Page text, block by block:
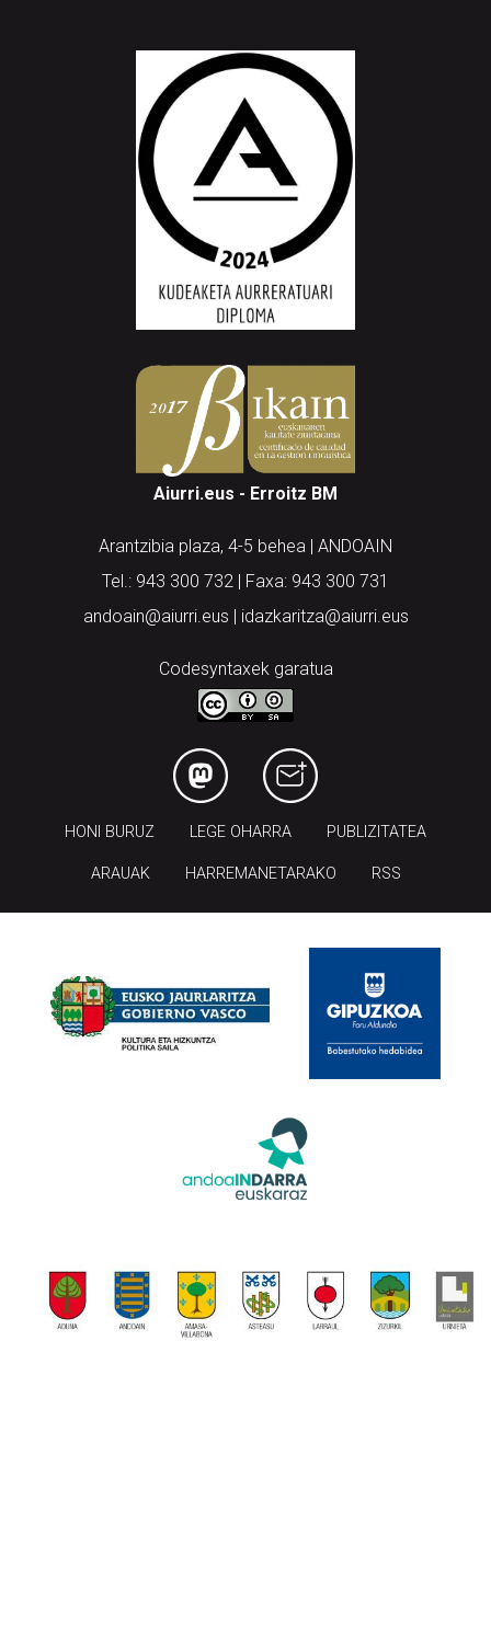
Aiurri.eus - Erroitz BM
Arantzibia plaza, 4-5 behea | ANDOAIN
Tel.: 943 300 732 | Faxa: 943 300 731
andoain@aiurri.eus | idazkaritza@aiurri.eus
Codesyntaxek garatua
HONI BURUZ LEGE OHARRA PUBLIZITATEA
ARAUAK HARREMANETARAKO RSS